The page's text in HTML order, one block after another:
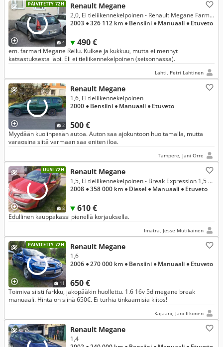
PÄIVITETTY 72H
4
Renault Megane
490 €
2,0, Ei tieliikennekelpoinen - Renault Megane Farmari (AC) 5ov 1990cm3
2003 ● 326 112 km ● Bensiini ● Manuaali ● Etuveto
em. farmari Megane Rellu. Kulkee ja kukkuu, mutta ei mennyt
katsastuksesta läpi. Eli ei tieliikennekelpoinen (seisonnassa).
Lahti, Petri Lahtinen
2
Renault Megane
500 €
1,6, Ei tieliikennekelpoinen
2000 ● Bensiini ● Manuaali ● Etuveto
Myydään kuolinpesän autoa. Auton saa ajokuntoon huoltamalla, mutta
varaosina siitä varmaan saa eniten iloa.
Tampere, Jani Orre
UUSI 72H
8
Renault Megane
610 €
1,5, Ei tieliikennekelpoinen - Break Expression 1,5 dCi
2008 ● 358 000 km ● Diesel ● Manuaali ● Etuveto
Edullinen kauppakassi pienellä korjauksella.
Imatra, Jesse Mutikainen
PÄIVITETTY 72H
11
Renault Megane
650 €
1,6
2006 ● 270 000 km ● Bensiini ● Manuaali ● Etuveto
Toimiva siisti farkku, jakopääkin huollettu. 1.6 16v 5d megane break
manuaali. Hinta on siinä 650€. Ei turhia tinkaamisia kiitos!
Kajaani, Jani Itkonen
Renault Megane
1,4